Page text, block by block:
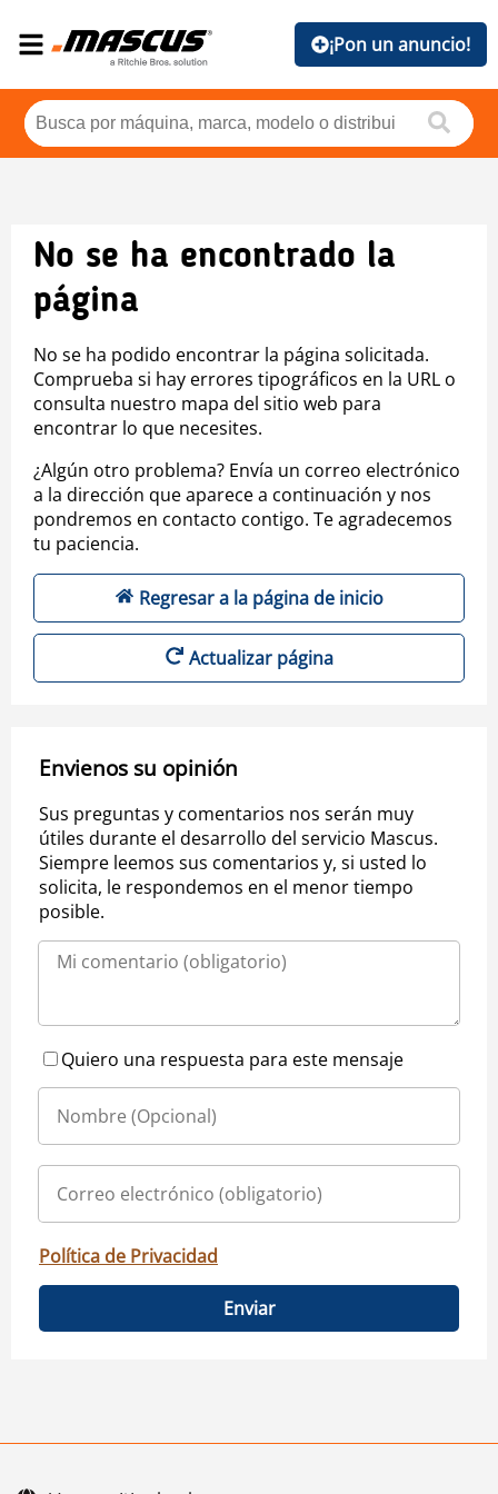
¡Pon un anuncio!
No se ha encontrado la
página
No se ha podido encontrar la página solicitada.
Comprueba si hay errores tipográficos en la URL o
consulta nuestro mapa del sitio web para
encontrar lo que necesites.
¿Algún otro problema? Envía un correo electrónico
a la dirección que aparece a continuación y nos
pondremos en contacto contigo. Te agradecemos
tu paciencia.
Regresar a la página de inicio
Actualizar página
Envienos su opinión
Sus preguntas y comentarios nos serán muy
útiles durante el desarrollo del servicio Mascus.
Siempre leemos sus comentarios y, si usted lo
solicita, le respondemos en el menor tiempo
posible.
Quiero una respuesta para este mensaje
Política de Privacidad
Enviar